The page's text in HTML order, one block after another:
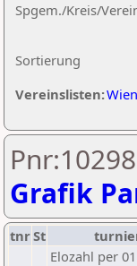
Sortierung
Spgem./Kreis/
Vereinslisten:Wien
Grafik
tnrSt
Elozahl per